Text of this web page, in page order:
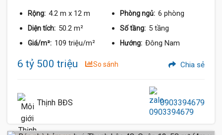
Rộng: 4.2 m x 12 m Phòng ngủ: 6 phòng
Diện tích: 50.2 m² Số tầng: 5 tầng
Giá/m²: 109 triệu/m² Hướng: Đông Nam
6 tỷ 500 triệu So sánh Chia sẻ
Thịnh BĐS 0903394679